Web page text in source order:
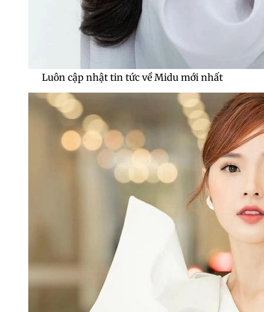
Luôn cập nhật tin tức về Midu mới nhất